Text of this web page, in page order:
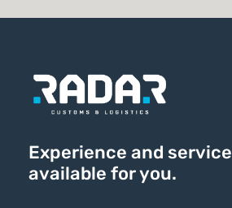
Experience and service
available for you.